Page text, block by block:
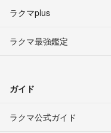
ラクマplus
ラクマ最強鑑定
ガイド
ラクマ公式ガイド